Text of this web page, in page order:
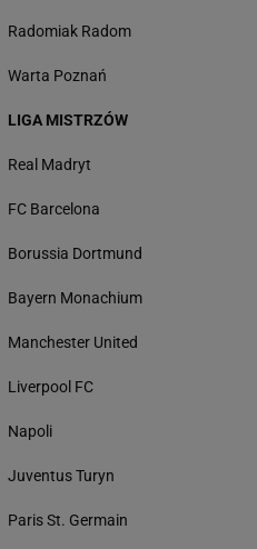
Radomiak Radom
Warta Poznań
LIGA MISTRZÓW
Real Madryt
FC Barcelona
Borussia Dortmund
Bayern Monachium
Manchester United
Liverpool FC
Napoli
Juventus Turyn
Paris St. Germain